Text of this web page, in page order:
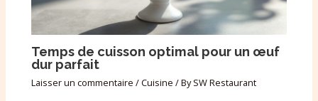
Temps de cuisson optimal pour un œuf
dur parfait
Laisser un commentaire /Cuisine / BySW Restaurant